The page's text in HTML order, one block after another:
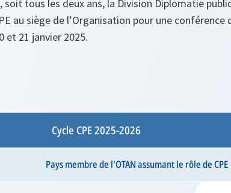
soit tous les deux ans, la Division Diplomatie
au siège de l’Organisation pour une conférence
et 21 janvier 2025.
Cycle CPE 2025-2026
Pays membre de l'OTAN assumant le rôle de CPE